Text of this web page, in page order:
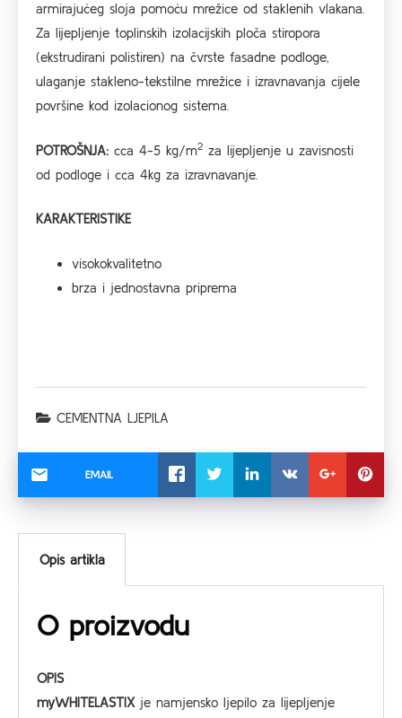
armirajućeg sloja pomoću mrežice od staklenih vlakana.
Za lijepljenje toplinskih izolacijskih ploča stiropora
(ekstrudirani polistiren) na čvrste fasadne podloge,
ulaganje stakleno-tekstilne mrežice i izravnavanja cijele
površine kod izolacionog sistema.
POTROŠNJA: cca 4-5 kg/m2 za lijepljenje u zavisnosti
od podloge i cca 4kg za izravnavanje.
KARAKTERISTIKE
visokokvalitetno
brza i jednostavna priprema
CEMENTNA LJEPILA
EMAIL
Opis artikla
O proizvodu
OPIS
myWHITELASTIXje namjensko ljepilo za lijepljenje